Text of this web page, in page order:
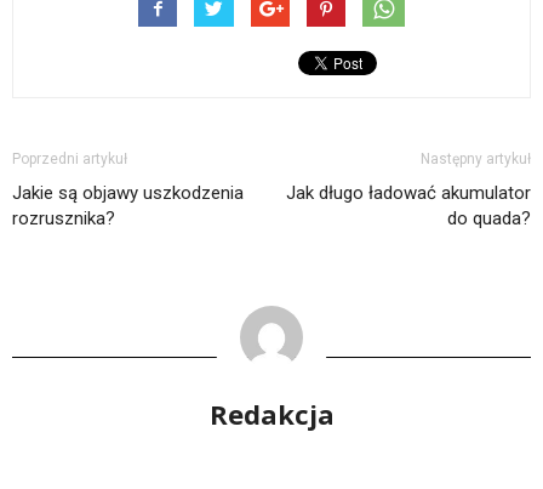
Poprzedni artykuł
Jakie są objawy uszkodzenia
rozrusznika?
Następny artykuł
Jak długo ładować akumulator
do quada?
Redakcja